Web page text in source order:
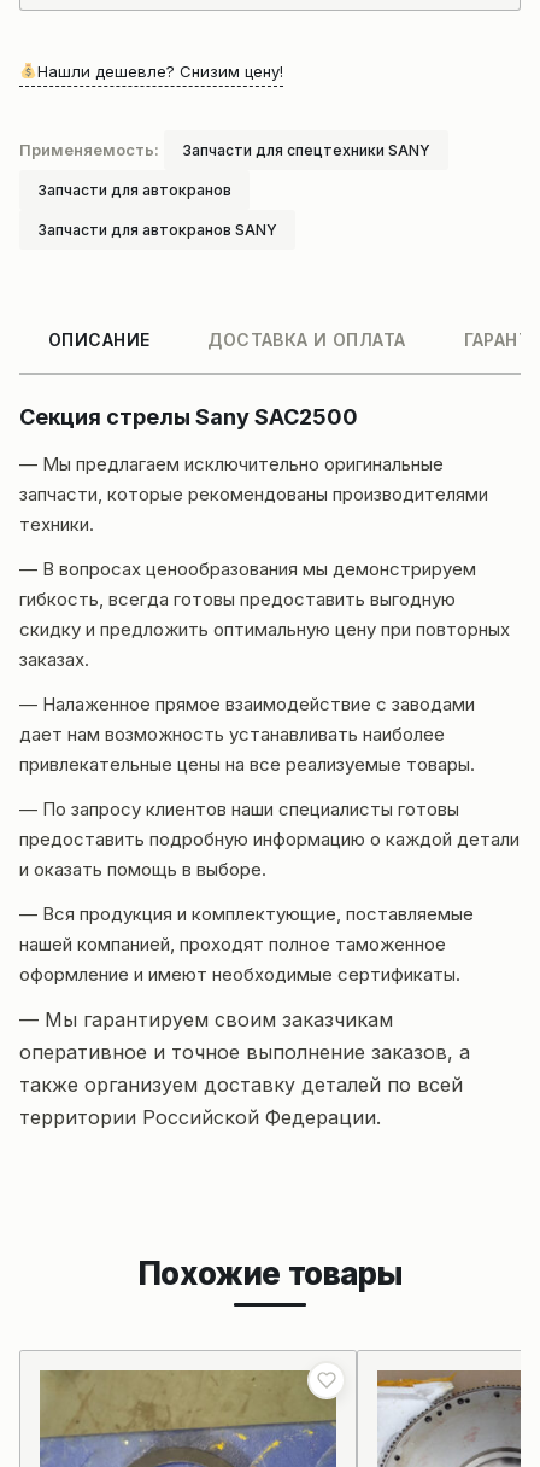
Нашли дешевле? Снизим цену!
Применяемость: Запчасти для спецтехники SANY
Запчасти для автокранов
Запчасти для автокранов SANY
ОПИСАНИЕ ДОСТАВКА И ОПЛАТА
Секция стрелы Sany SAC2500
— Мы предлагаем исключительно оригинальные
запчасти, которые рекомендованы производителями
техники.
— В вопросах ценообразования мы демонстрируем
гибкость, всегда готовы предоставить выгодную
скидку и предложить оптимальную цену при повторных
заказах.
— Налаженное прямое взаимодействие с заводами
дает нам возможность устанавливать наиболее
привлекательные цены на все реализуемые товары.
— По запросу клиентов наши специалисты готовы
предоставить подробную информацию о каждой детали
и оказать помощь в выборе.
— Вся продукция и комплектующие, поставляемые
нашей компанией, проходят полное таможенное
оформление и имеют необходимые сертификаты.
— Мы гарантируем своим заказчикам
оперативное и точное выполнение заказов, а
также организуем доставку деталей по всей
территории Российской Федерации.
Похожие товары